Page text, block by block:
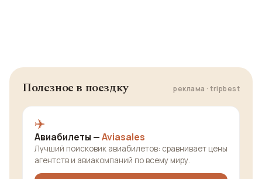
Полезное в поездку реклама · tripbest
✈️
Авиабилеты —Aviasales
Лучший поисковик авиабилетов: сравнивает цены
агентств и авиакомпаний по всему миру.